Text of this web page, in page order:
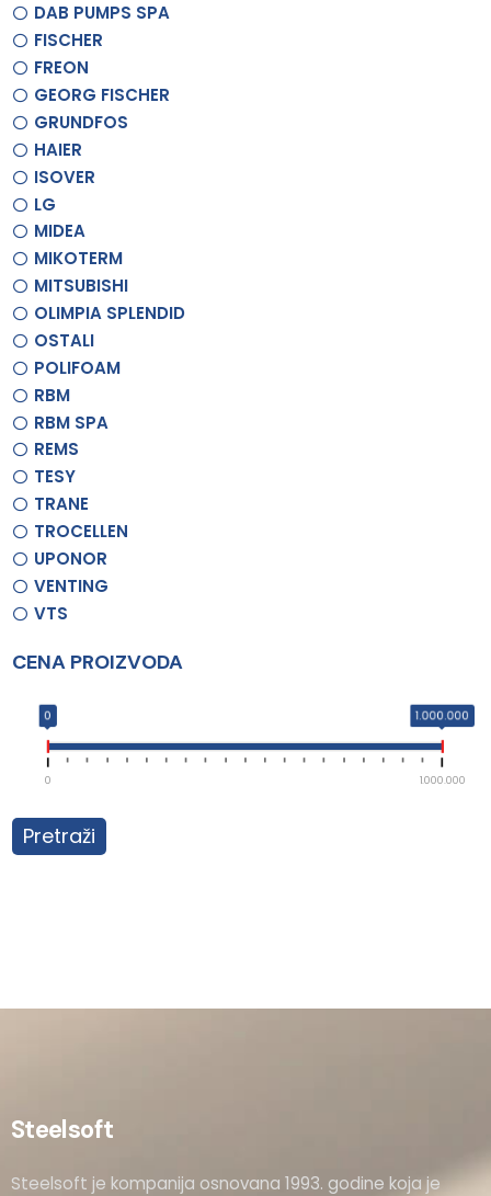
DAB PUMPS SPA
FISCHER
FREON
GEORG FISCHER
GRUNDFOS
HAIER
ISOVER
LG
MIDEA
MIKOTERM
MITSUBISHI
OLIMPIA SPLENDID
OSTALI
POLIFOAM
RBM
RBM SPA
REMS
TESY
TRANE
TROCELLEN
UPONOR
VENTING
VTS
CENA PROIZVODA
0 1.000.000
0 1.000.000
Pretraži
Steelsoft
Steelsoft je kompanija osnovana 1993. godine koja je